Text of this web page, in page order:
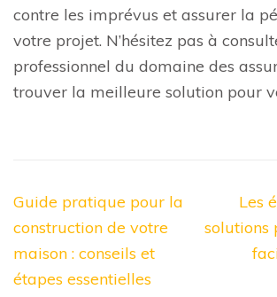
contre les imprévus et assurer la
votre projet. N’hésitez pas à
professionnel du domaine des
trouver la meilleure solution pour
Navigation
de
l’article
Guide pratique pour la
construction de votre
maison : conseils et
étapes essentielles
Les
solutions